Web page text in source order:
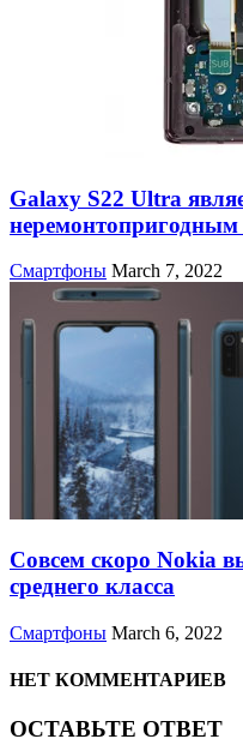
Galaxy S22 Ultra
Смартфоны March 7, 2022
Совсем скоро Nokia
среднего класса
Смартфоны March 6, 2022
НЕТ КОММЕНТАРИЕВ
ОСТАВЬТЕ ОТВЕТ